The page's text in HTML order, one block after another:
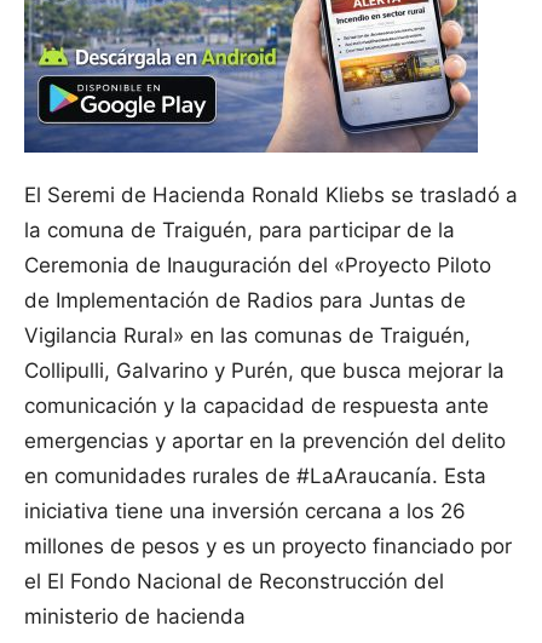
El Seremi de Hacienda Ronald Kliebs se trasladó a
la comuna de Traiguén, para participar de la
Ceremonia de Inauguración del «Proyecto Piloto
de Implementación de Radios para Juntas de
Vigilancia Rural» en las comunas de Traiguén,
Collipulli, Galvarino y Purén, que busca mejorar la
comunicación y la capacidad de respuesta ante
emergencias y aportar en la prevención del delito
en comunidades rurales de #LaAraucanía. Esta
iniciativa tiene una inversión cercana a los 26
millones de pesos y es un proyecto financiado por
el El Fondo Nacional de Reconstrucción del
ministerio de hacienda